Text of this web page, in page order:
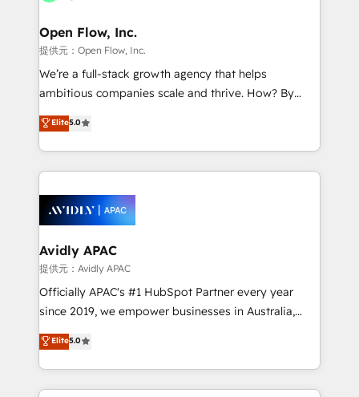
and Stockholm Elixir is a first mover and leader
when it comes to HubSpot sales and service
implementations, highly renowned for our business
acumen, process (re-)design experience and a
integrate HubSpot with complex solutions like SAP,
MicroSoft, custom solutions,... Our company also has
execution, CPQ, customer portals and HubSpot CMS
Open Flow, Inc.
提供元：Open Flow, Inc.
We’re a full-stack growth agency that helps
ambitious companies scale and thrive. How? By
upgrading and streamlining every single revenue-
generating aspect of your business. We’re proud
HubSpot Elite Solutions Partners and devout CRM
nerds who can harness HubSpot’s custom digital
experience. Working hand-in-hand with your team,
we’ll assemble a RevOps machine that drives more
traffic, generates better leads and crushes your
revenue goals. We've worked with thousands of
HubSpot customers and we'd love to work with you
too! Clients come to us for: Advanced CRM solutions
HubSpot Data System Migrations between systems
to HubSpot New lead generation strategies Time-
Elite5.0
Avidly APAC
提供元：Avidly APAC
Officially APAC's #1 HubSpot Partner every year
since 2019, we empower businesses in Australia,
New Zealand, and globally to realise their full
potential through enterprise HubSpot CRM
implementation. And we deliver best practice across
the whole HubSpot platform, covering marketing,
Elite5.0